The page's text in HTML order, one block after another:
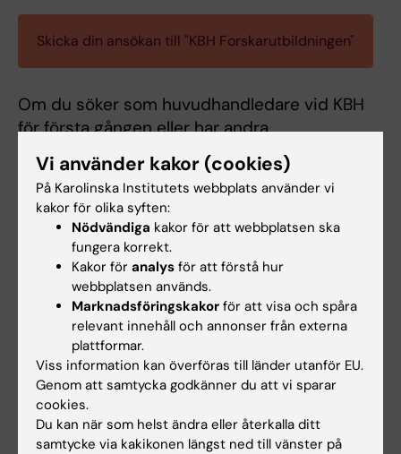
Skicka din ansökan till "KBH Forskarutbildningen"
Om du söker som huvudhandledare vid KBH
för första gången eller har andra
omständigheter som kan påverka ansökan
och beslutet rekommenderar vi att boka ett
möte med studierektor för forskarutbildning
innan påbörjad ansökan.
Dokument
Instructions for Research Project plan
133.3 KB)
Vi använder kakor (cookies)
På Karolinska Institutets webbplats använder vi
kakor för olika syften:
Nödvändiga kakor för att webbplatsen ska
fungera korrekt.
Kakor för analys för att förstå hur
webbplatsen används.
Marknadsföringskakor för att visa och spåra
relevant innehåll och annonser från externa
plattformar.
Viss information kan överföras till länder utanför EU.
Genom att samtycka godkänner du att vi sparar
cookies.
Du kan när som helst ändra eller återkalla ditt
samtycke via kakikonen längst ned till vänster på